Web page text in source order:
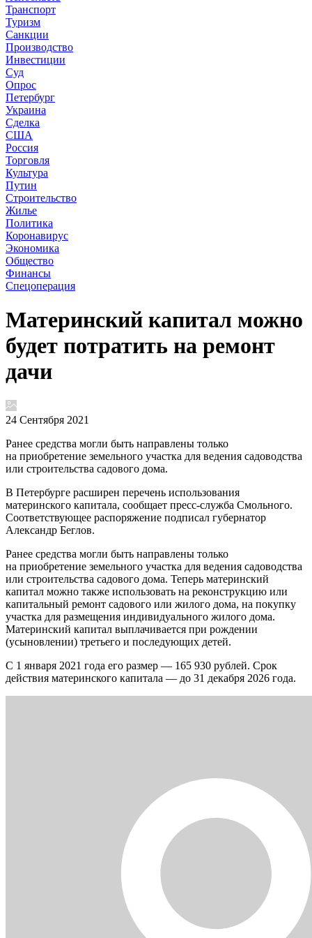
Транспорт
Туризм
Санкции
Производство
Инвестиции
Суд
Опрос
Петербург
Украина
Сделка
США
Россия
Торговля
Культура
Путин
Строительство
Жилье
Политика
Коронавирус
Экономика
Общество
Финансы
Спецоперация
Материнский капитал можно
будет потратить на ремонт
дачи
24 Сентября 2021
Ранее средства могли быть направлены только
на приобретение земельного участка для ведения садоводства
или строительства садового дома.
В Петербурге расширен перечень использования
материнского капитала, сообщает пресс-служба Смольного.
Соответствующее распоряжение подписал губернатор
Александр Беглов.
Ранее средства могли быть направлены только
на приобретение земельного участка для ведения садоводства
или строительства садового дома. Теперь материнский
капитал можно также использовать на реконструкцию или
капитальный ремонт садового или жилого дома, на покупку
участка для размещения индивидуального жилого дома.
Материнский капитал выплачивается при рождении
(усыновлении) третьего и последующих детей.
С 1 января 2021 года его размер — 165 930 рублей. Срок
действия материнского капитала — до 31 декабря 2026 года.